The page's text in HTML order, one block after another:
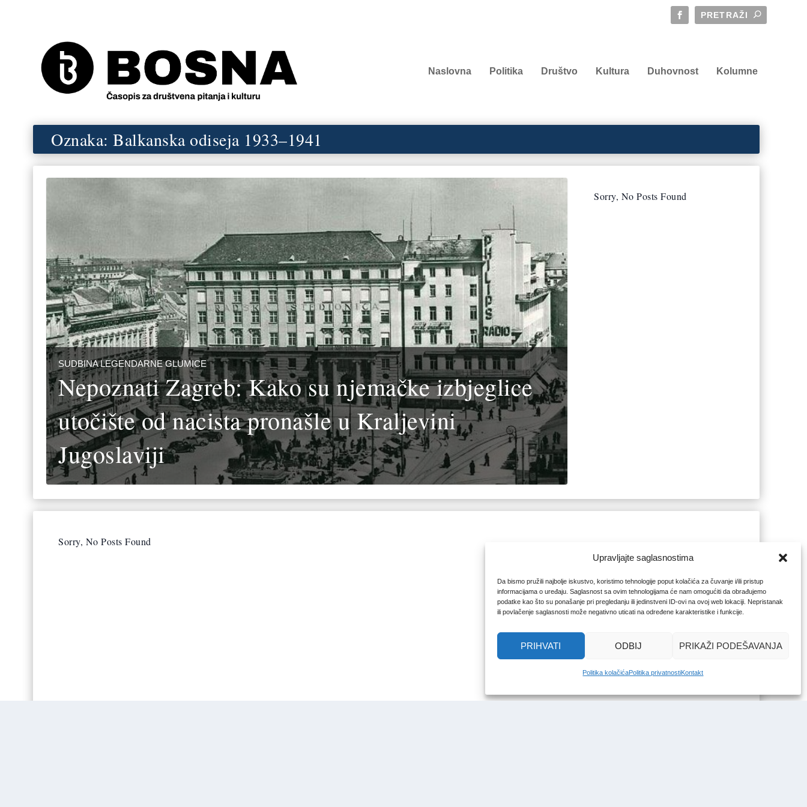
Upravljajte saglasnostima
Da bismo pružili najbolje iskustvo, koristimo tehnologije poput kolačića za čuvanje i/ili pristup
informacijama o uređaju. Saglasnost sa ovim tehnologijama će nam omogućiti da obrađujemo
podatke kao što su ponašanje pri pregledanju ili jedinstveni ID-ovi na ovoj web lokaciji. Nepristanak
ili povlačenje saglasnosti može negativno uticati na određene karakteristike i funkcije.
PRIHVATI ODBIJ PRIKAŽI PODEŠAVANJA
Politika kolačićaPolitika privatnostiKontakt
Naslovna Politika Društvo Kultura Duhovnost Kolumne
Oznaka:Balkanska odiseja 1933–1941
SUDBINA LEGENDARNE GLUMICE
Nepoznati Zagreb: Kako su njemačke izbjeglice
utočište od nacista pronašle u Kraljevini
Jugoslaviji
Sorry, No Posts Found
Sorry, No Posts Found